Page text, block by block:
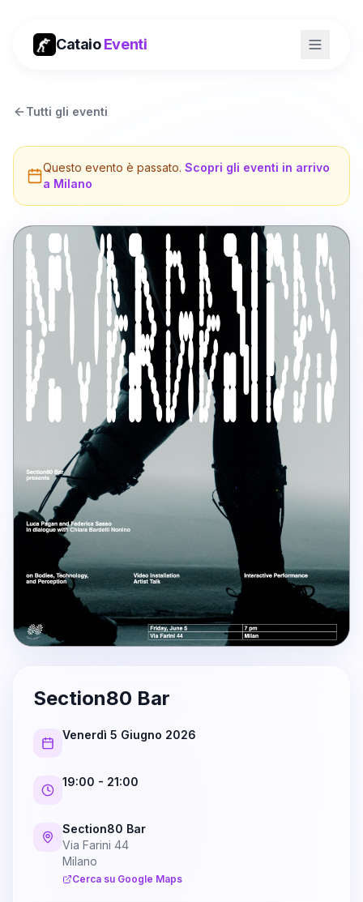
CataioEventi
Tutti gli eventi
Questo evento è passato. Scopri gli eventi in arrivo
a Milano
Section80 Bar
Venerdì 5 Giugno 2026
19:00 - 21:00
Section80 Bar
Via Farini 44
Milano
Cerca su Google Maps